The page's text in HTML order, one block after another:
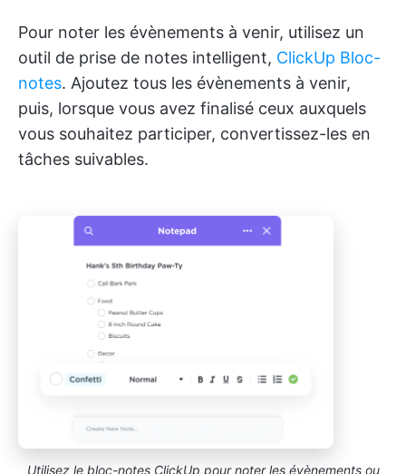
Pour noter les évènements à venir, utilisez un
outil de prise de notes intelligent, ClickUp Bloc-
notes. Ajoutez tous les évènements à venir,
puis, lorsque vous avez finalisé ceux auxquels
vous souhaitez participer, convertissez-les en
tâches suivables.
Utilisez le bloc-notes ClickUp pour noter les évènements ou